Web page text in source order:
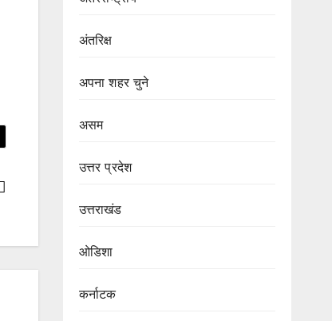
अंतरिक्ष
अपना शहर चुने
असम
उत्तर प्रदेश
उत्तराखंड
ओडिशा
कर्नाटक